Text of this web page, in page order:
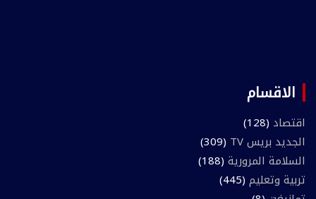
الاقسام
اقتصاد (128)
الجديد بريس TV
(309)
السلامة المرورية (188)
تربية وتعليم (445)